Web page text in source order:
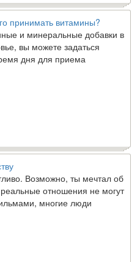
принимать витамины?
и минеральные добавки в
вы можете задаться
дня для приема
Возможно, ты мечтал об
отношения не могут
многие люди